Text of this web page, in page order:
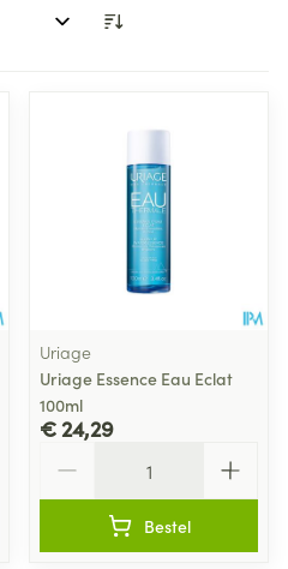
Uriage
Uriage Essence Eau Eclat
100ml
€ 24,29
Bestel